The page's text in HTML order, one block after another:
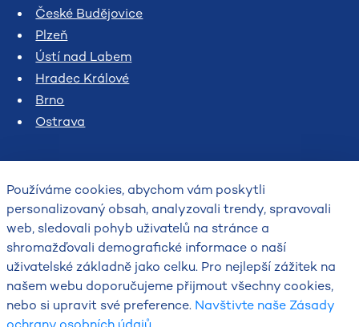
České Budějovice
Plzeň
Ústí nad Labem
Hradec Králové
Brno
Ostrava
2026
Český hydrometeorologický ústav
Používáme cookies, abychom vám poskytli
personalizovaný obsah, analyzovali trendy, spravovali
web, sledovali pohyb uživatelů na stránce a
shromažďovali demografické informace o naší
uživatelské základně jako celku. Pro nejlepší zážitek na
našem webu doporučujeme přijmout všechny cookies,
nebo si upravit své preference. Navštivte naše Zásady